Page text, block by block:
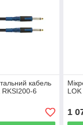
кабель
6
1